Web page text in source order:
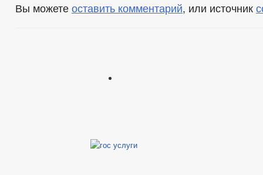
Вы можете оставить комментарий, или источник